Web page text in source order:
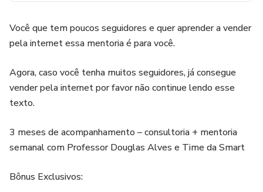
Você que tem poucos seguidores e quer aprender a vender
pela internet essa mentoria é para você.
Agora, caso você tenha muitos seguidores, já consegue
vender pela internet por favor não continue lendo esse
texto.
3 meses de acompanhamento – consultoria + mentoria
semanal com Professor Douglas Alves e Time da Smart
Bônus Exclusivos: